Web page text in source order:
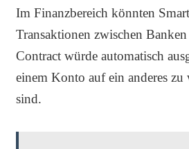
Im Finanzbereich könnten
Transaktionen zwischen
Contract würde automatisch
einem Konto auf ein anderes
sind.